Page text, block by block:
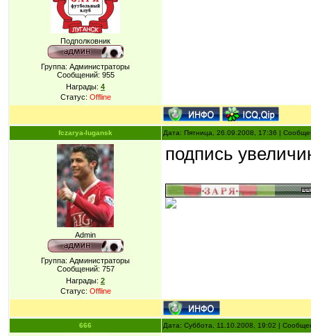
Подполковник
Группа: Администраторы
Сообщений: 955
Награды: 4
Статус: Offline
fczarya-lugansk Дата: Пятница, 26.09.2008, 17:36 |
Admin
Группа: Администраторы
Сообщений: 757
Награды: 2
Статус: Offline
подпись
666 Дата: Суббота, 11.10.2008, 19:02 |